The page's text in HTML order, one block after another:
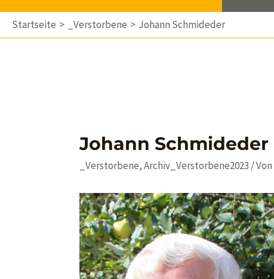
Startseite _Verstorbene Johann Schmideder
Johann Schmideder
_Verstorbene,Archiv_Verstorbene2023 / Von